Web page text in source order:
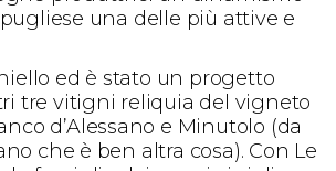
una delle più attive e
ed è stato un progetto
tre vitigni reliquia del vigneto
d’Alessano e Minutolo (da
che è ben altra cosa). Con Le